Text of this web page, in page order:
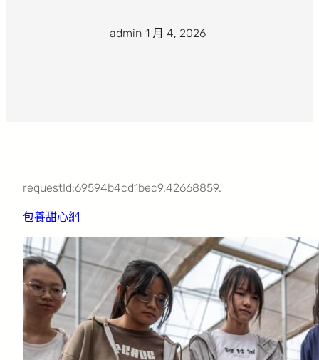
admin 1 月 4, 2026
requestId:69594b4cd1bec9.42668859.
包養甜心網